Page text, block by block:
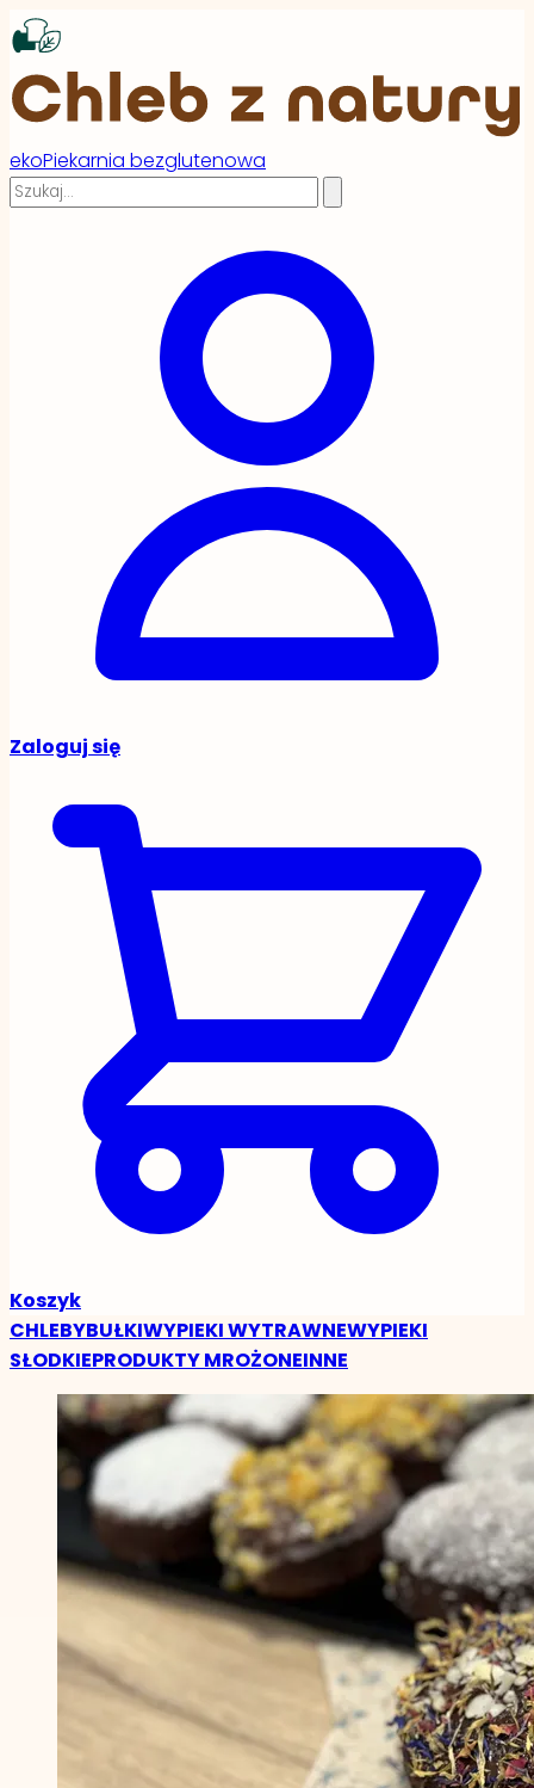
ekoPiekarnia bezglutenowa
Zaloguj się
Koszyk
CHLEBYBUŁKIWYPIEKI WYTRAWNEWYPIEKI
SŁODKIEPRODUKTY MROŻONEINNE